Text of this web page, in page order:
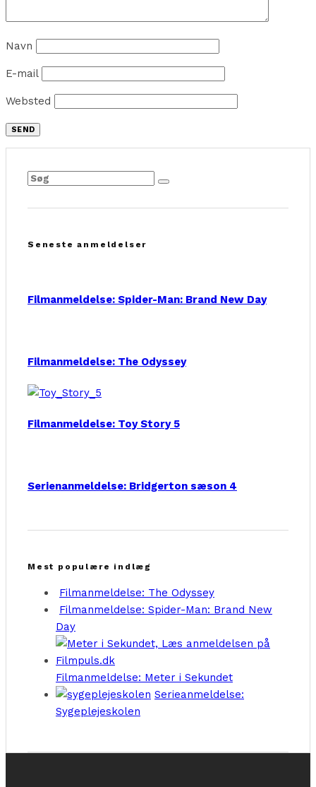
Navn
E-mail
Websted
Seneste anmeldelser
Filmanmeldelse: Spider-Man: Brand New Day
Filmanmeldelse: The Odyssey
Filmanmeldelse: Toy Story 5
Serienanmeldelse: Bridgerton sæson 4
Mest populære indlæg
Filmanmeldelse: The Odyssey
Filmanmeldelse: Spider-Man: Brand New
Day
Filmanmeldelse: Meter i Sekundet
Serieanmeldelse:
Sygeplejeskolen